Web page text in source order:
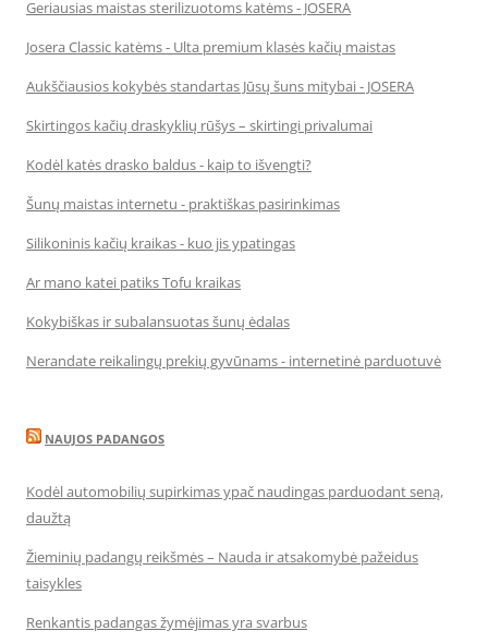
Geriausias maistas sterilizuotoms katėms - JOSERA
Josera Classic katėms - Ulta premium klasės kačių maistas
Aukščiausios kokybės standartas Jūsų šuns mitybai - JOSERA
Skirtingos kačių draskyklių rūšys – skirtingi privalumai
Kodėl katės drasko baldus - kaip to išvengti?
Šunų maistas internetu - praktiškas pasirinkimas
Silikoninis kačių kraikas - kuo jis ypatingas
Ar mano katei patiks Tofu kraikas
Kokybiškas ir subalansuotas šunų ėdalas
Nerandate reikalingų prekių gyvūnams - internetinė parduotuvė
NAUJOS PADANGOS
Kodėl automobilių supirkimas ypač naudingas parduodant seną,
daužtą
Žieminių padangų reikšmės – Nauda ir atsakomybė pažeidus
taisykles
Renkantis padangas žymėjimas yra svarbus